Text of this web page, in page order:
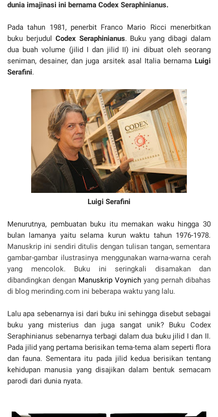
dunia imajinasi ini bernama Codex Seraphinianus.
Pada tahun 1981, penerbit Franco Mario Ricci menerbitkan
buku berjudul Codex Seraphinianus. Buku yang dibagi dalam
dua buah volume (jilid I dan jilid II) ini dibuat oleh seorang
seniman, desainer, dan juga arsitek asal Italia bernamaLuigi
Serafini.
Luigi Serafini
Menurutnya, pembuatan buku itu memakan waku hingga 30
bulan lamanya yaitu selama kurun waktu tahun 1976-1978.
Manuskrip ini sendiri ditulis dengan tulisan tangan, sementara
gambar-gambar ilustrasinya menggunakan warna-warna cerah
yang mencolok. Buku ini seringkali disamakan dan
dibandingkan dengan Manuskrip Voynich yang pernah dibahas
di blog merinding.com ini beberapa waktu yang lalu.
Lalu apa sebenarnya isi dari buku ini sehingga disebut sebagai
buku yang misterius dan juga sangat unik? Buku Codex
Seraphinianus sebenarnya terbagi dalam dua buku jilid I dan II.
Pada jilid yang pertama berisikan tema-tema alam seperti flora
dan fauna. Sementara itu pada jilid kedua berisikan tentang
kehidupan manusia yang disajikan dalam bentuk semacam
parodi dari dunia nyata.